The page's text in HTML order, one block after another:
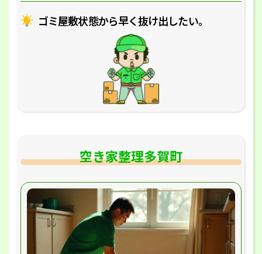
ゴミ屋敷状態から早く抜け出したい｡
空き家整理多賀町